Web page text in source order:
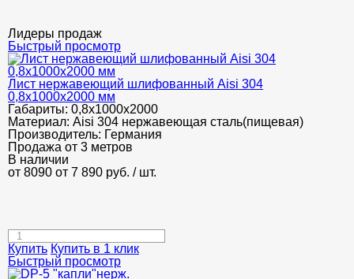
Лидеры продаж
Быстрый просмотр
Лист нержавеющий шлифованный Aisi 304
0,8х1000х2000 мм
Габариты: 0,8х1000х2000
Материал: Aisi 304 нержавеющая сталь(пищевая)
Производитель: Германия
Продажа от 3 метров
В наличии
от 8090 от 7 890 руб. / шт.
Купить Купить в 1 клик
Быстрый просмотр